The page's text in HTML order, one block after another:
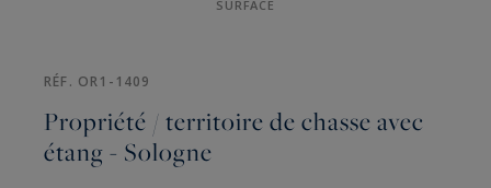
SURFACE
RÉF. OR1-1409
Propriété / territoire de chasse avec
étang - Sologne